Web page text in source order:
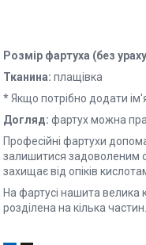
Розмір фартуха (без
Тканина: плащівка
* Якщо потрібно додати
Догляд: фартух можна
Професійні фартухи
залишитися задоволеним
захищає від опіків
На фартусі нашита велика
розділена на кілька частин.